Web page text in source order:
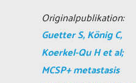
Originalpublikation:
Guetter S, König C,
Koerkel-Qu H et al;
MCSP+ metastasis